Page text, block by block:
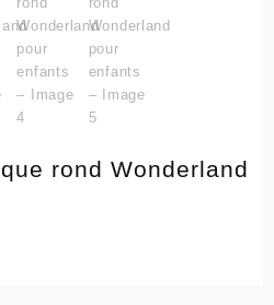
rond Wonderland